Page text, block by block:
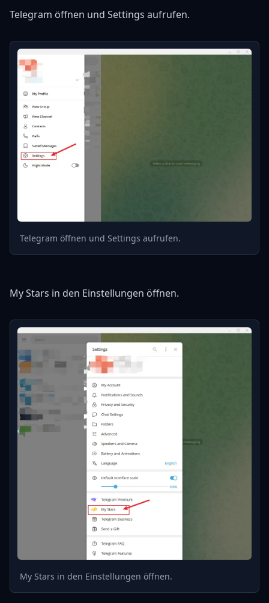
Telegram öffnen und Settings aufrufen.
Telegram öffnen und Settings aufrufen.
My Stars in den Einstellungen öffnen.
My Stars in den Einstellungen öffnen.
REVOLUTIONÄRES KI-MODELL
GESCHWINDIGKEIT